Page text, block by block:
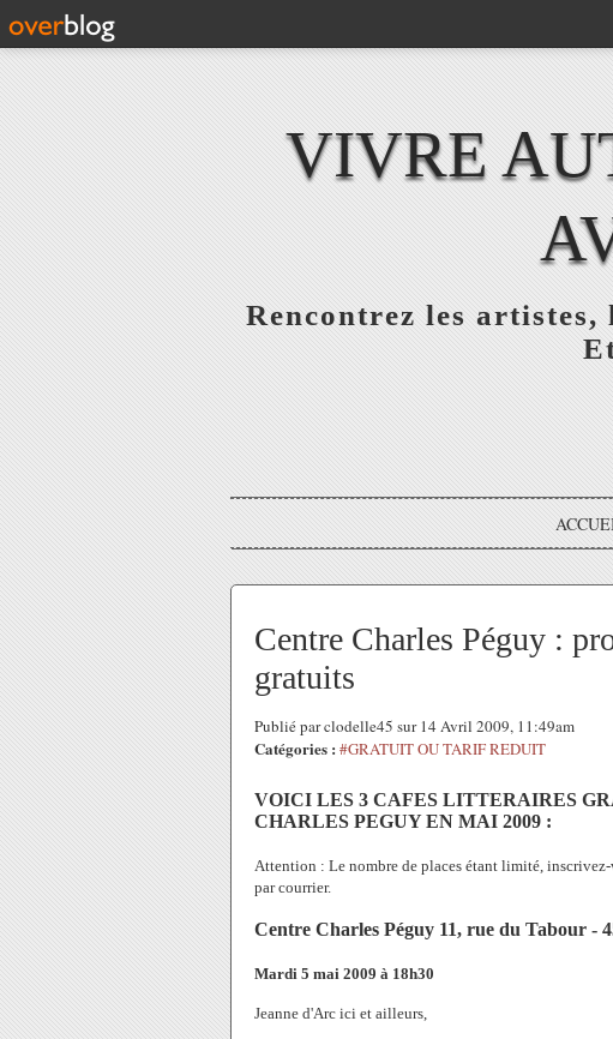
VIVRE
Rencontrez les
Centre Charles Péguy :
gratuits
Publié par clodelle45 sur 14 Avril 2009, 11:49am
Catégories : #GRATUIT OU TARIF REDUIT
VOICI LES 3 CAFES LITTERAIRES
CHARLES PEGUY EN MAI 2009 :
Attention : Le nombre de places étant limité,
par courrier.
Centre Charles Péguy 11, rue du Tabour -
Mardi 5 mai 2009 à 18h30
Jeanne d'Arc ici et ailleurs,